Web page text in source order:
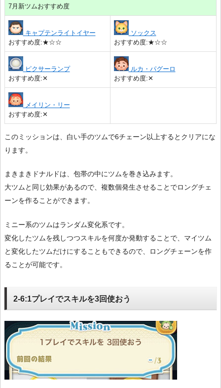
7月新ツムおすすめ度
キャプテンライトイヤー
おすすめ度:★☆☆
ソックス
おすすめ度:★☆☆
ピクサーランプ
おすすめ度:✕
ルカ・パグーロ
おすすめ度:✕
メイリン・リー
おすすめ度:✕
このミッションは、白い手のツムで6チェーン以上するとクリアにな
ります。
まきまきドナルドは、包帯の中にツムを巻き込みます。
大ツムと同じ効果があるので、複数個発生させることでロングチェ
ーンを作ることができます。
ミニー系のツムはランダム変化系です。
変化したツムを残しつつスキルを何度か発動することで、マイツム
と変化したツムだけにすることもできるので、ロングチェーンを作
ることが可能です。
2-6:1プレイでスキルを3回使おう